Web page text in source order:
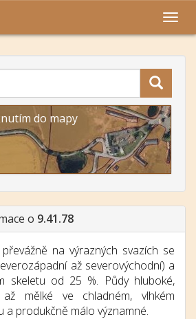
do mapy
o 9.41.78
na výrazných svazích se
až severovýchodní) a
skeletu od 25 %. Půdy hluboké,
mělké ve chladném, vlhkém
a produkčně málo významné.